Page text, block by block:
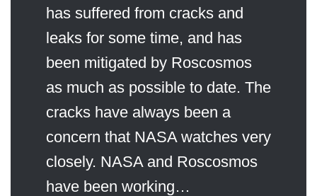
has suffered from cracks and
leaks for some time, and has
been mitigated by Roscosmos
as much as possible to date. The
cracks have always been a
concern that NASA watches very
closely. NASA and Roscosmos
have been working…